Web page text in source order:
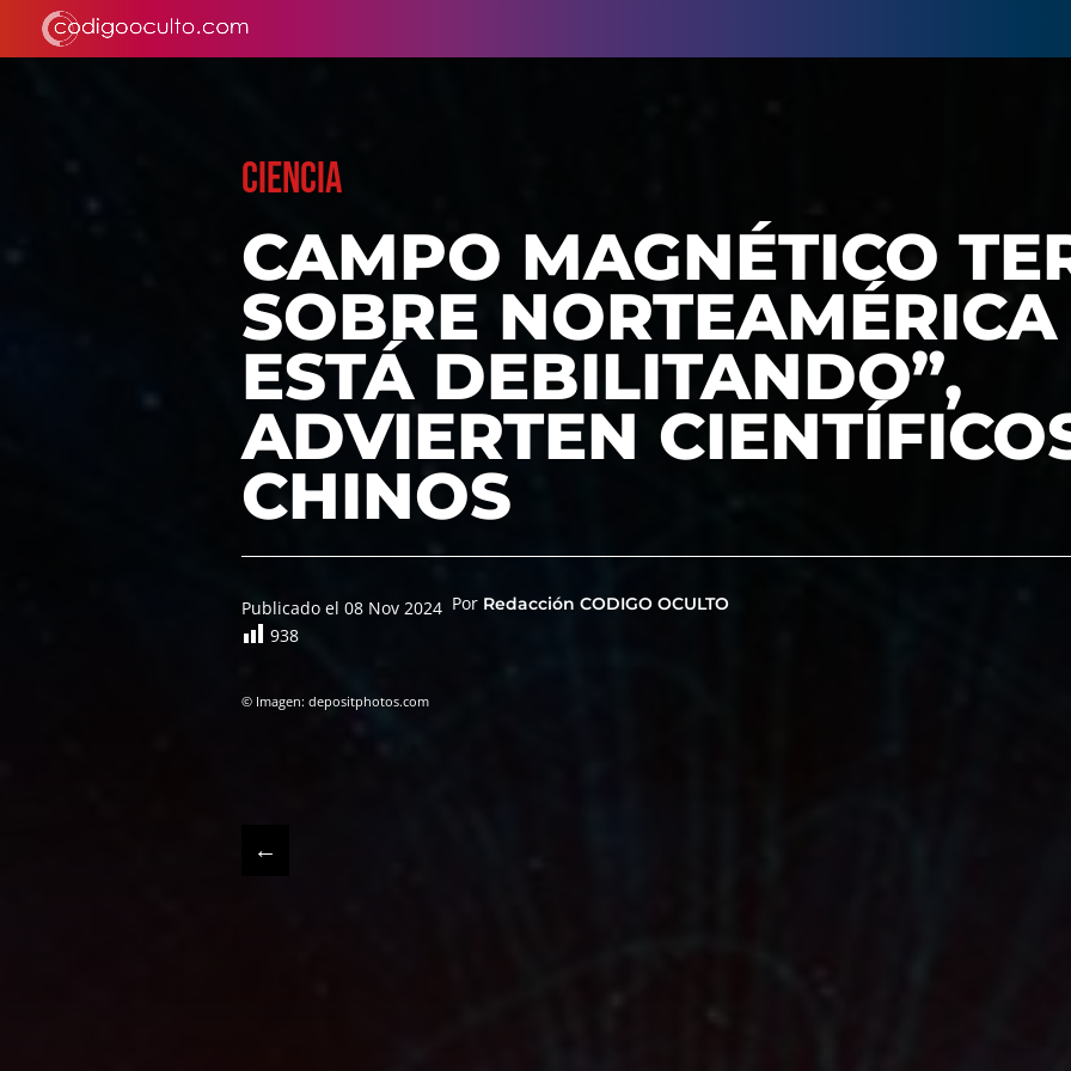
CIENCIA
CAMPO MAGNÉTICO
SOBRE NORTEAMÉRICA
ESTÁ DEBILITANDO”,
ADVIERTEN
CHINOS
Publicado el 08 Nov 2024 Por Redacción CODIGO OCULTO
938
© Imagen: depositphotos.com
←